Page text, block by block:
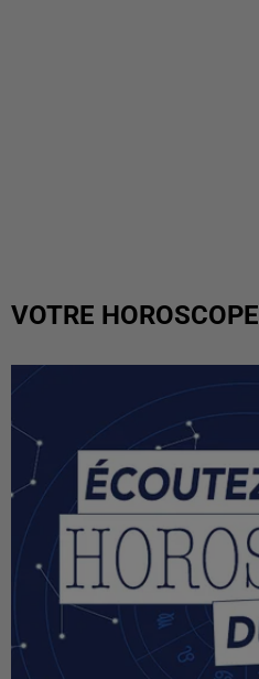
VOTRE HOROSCOPE